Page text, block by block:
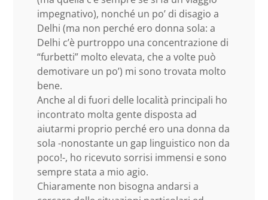
impegnativo), nonché un po’ di disagio a
Delhi (ma non perché ero donna sola: a
Delhi c’è purtroppo una concentrazione di
“furbetti” molto elevata, che a volte può
demotivare un po’) mi sono trovata molto
bene.
Anche al di fuori delle località principali ho
incontrato molta gente disposta ad
aiutarmi proprio perché ero una donna da
sola -nonostante un gap linguistico non da
poco!-, ho ricevuto sorrisi immensi e sono
sempre stata a mio agio.
Chiaramente non bisogna andarsi a